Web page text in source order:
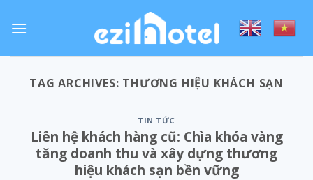
TAG ARCHIVES: THƯƠNG HIỆU KHÁCH SẠN
TIN TỨC
Liên hệ khách hàng cũ: Chìa khóa vàng
tăng doanh thu và xây dựng thương
hiệu khách sạn bền vững